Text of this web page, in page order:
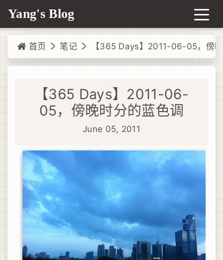
Yang's Blog
首页 笔记 【365 Days】2011-06-05，傍
【365 Days】2011-06-
05，傍晚时分的蓝色调
June 05, 2011